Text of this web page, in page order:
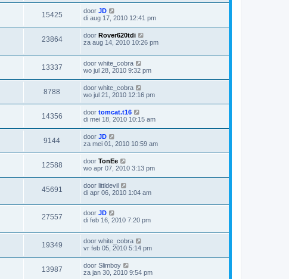
15425 door JD
di aug 17, 2010 12:41 pm
23864 door Rover620tdi
za aug 14, 2010 10:26 pm
13337 door white_cobra
wo jul 28, 2010 9:32 pm
8788 door white_cobra
wo jul 21, 2010 12:16 pm
14356 door tomcat.t16
di mei 18, 2010 10:15 am
9144 door JD
za mei 01, 2010 10:59 am
12588 door TonEe
wo apr 07, 2010 3:13 pm
45691 door littldevil
di apr 06, 2010 1:04 am
27557 door JD
di feb 16, 2010 7:20 pm
19349 door white_cobra
vr feb 05, 2010 5:14 pm
13987 door Slimboy
za jan 30, 2010 9:54 pm